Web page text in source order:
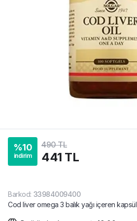
%10
indirim
490 TL
441 TL
Barkod: 33984009400
Cod liver omega 3 balık yağı içeren kapsül